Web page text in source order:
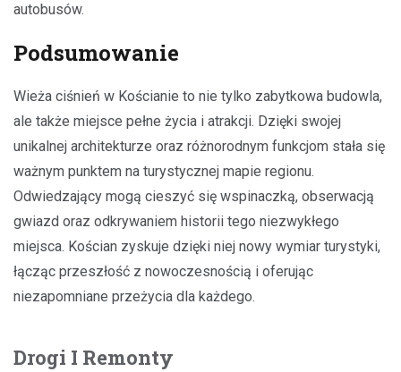
autobusów.
Podsumowanie
Wieża ciśnień w Kościanie to nie tylko zabytkowa budowla,
ale także miejsce pełne życia i atrakcji. Dzięki swojej
unikalnej architekturze oraz różnorodnym funkcjom stała się
ważnym punktem na turystycznej mapie regionu.
Odwiedzający mogą cieszyć się wspinaczką, obserwacją
gwiazd oraz odkrywaniem historii tego niezwykłego
miejsca. Kościan zyskuje dzięki niej nowy wymiar turystyki,
łącząc przeszłość z nowoczesnością i oferując
niezapomniane przeżycia dla każdego.
Drogi I Remonty